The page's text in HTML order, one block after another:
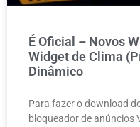
É Oficial – Novos
Widget de Clima
Dinâmico
Para fazer o download
bloqueador de anúncios